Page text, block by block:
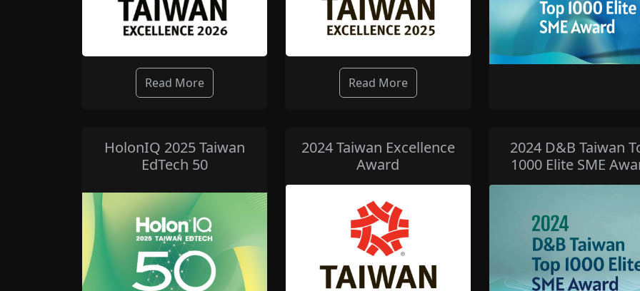
Read More Read More
HolonIQ 2025 Taiwan
EdTech 50
2024 Taiwan Excellence
Award
2024 D&B Taiwan
1000 Elite SME